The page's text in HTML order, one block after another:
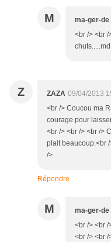
M ma-ger-de
<br /> <br
Z ZAZA 09/04/2013
<br /> Coucou ma
courage pour
<br /> <br /> <br />
plait beaucoup.<br
/>
Répondre
M ma-ger-de
<br /> <br
<br /> <br /